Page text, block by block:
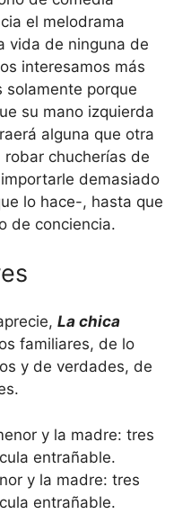
el melodrama
vida de ninguna de
interesamos más
solamente porque
su mano izquierda
alguna que otra
robar chucherías de
demasiado
lo hace-, hasta que
de conciencia.
La chica
familiares, de lo
y de verdades, de
y la madre: tres
entrañable.